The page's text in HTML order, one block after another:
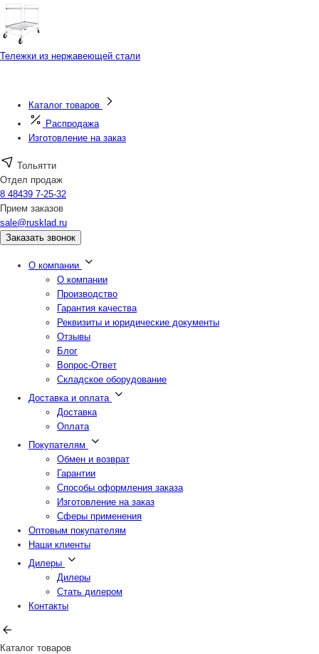
Тележки из нержавеющей стали
Каталог товаров
Распродажа
Изготовление на заказ
Тольятти
Отдел продаж
8 48439 7-25-32
Прием заказов
sale@rusklad.ru
Заказать звонок
О компании
О компании
Производство
Гарантия качества
Реквизиты и юридические документы
Отзывы
Блог
Вопрос-Ответ
Складское оборудование
Доставка и оплата
Доставка
Оплата
Покупателям
Обмен и возврат
Гарантии
Способы оформления заказа
Изготовление на заказ
Сферы применения
Оптовым покупателям
Наши клиенты
Дилеры
Дилеры
Стать дилером
Контакты
Каталог товаров